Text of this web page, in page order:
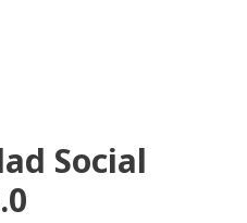
Social